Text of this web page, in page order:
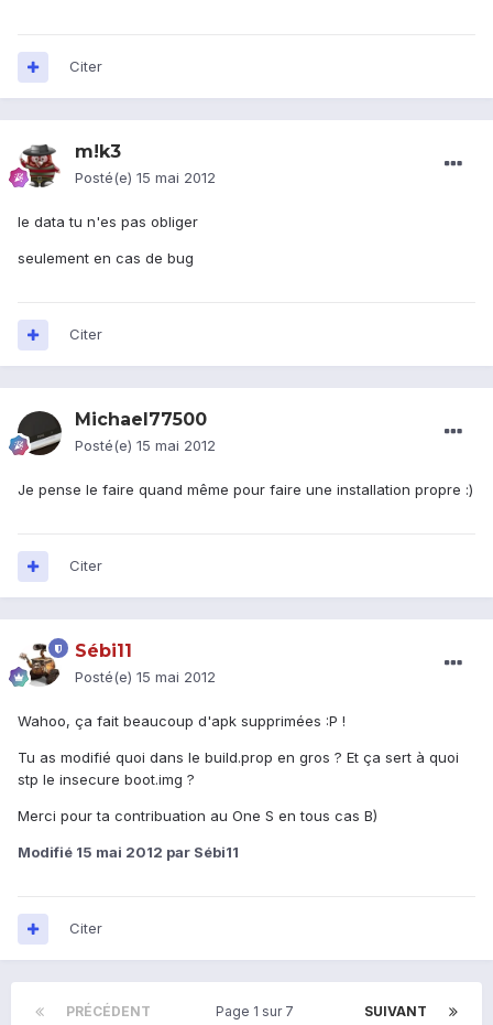
Citer
m!k3
Posté(e) 15 mai 2012
le data tu n'es pas obliger
seulement en cas de bug
Citer
Michael77500
Posté(e) 15 mai 2012
Je pense le faire quand même pour faire une installation propre :)
Citer
Sébi11
Posté(e) 15 mai 2012
Wahoo, ça fait beaucoup d'apk supprimées :P !
Tu as modifié quoi dans le build.prop en gros ? Et ça sert à quoi
stp le insecure boot.img ?
Merci pour ta contribuation au One S en tous cas B)
Modifié 15 mai 2012 par Sébi11
Citer
PRÉCÉDENT SUIVANT
Page 1 sur 7